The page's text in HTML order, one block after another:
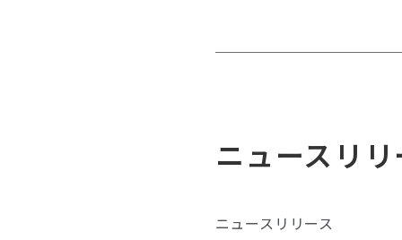
ニュースリリ
ニュースリリース